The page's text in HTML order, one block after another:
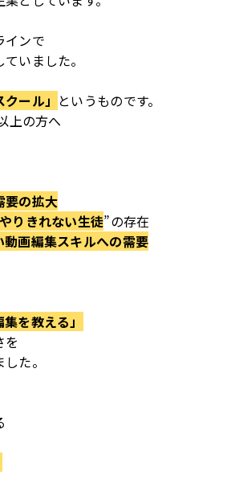
インで
いました。
ール」 というものです。
上の方へ
要の拡大
りきれない生徒”の存在
画編集スキルへの需要
を教える」
を
た。